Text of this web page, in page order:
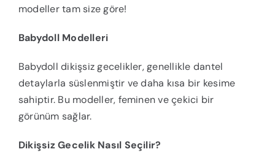
modeller tam size göre!
Babydoll Modelleri
Babydoll dikişsiz gecelikler, genellikle dantel
detaylarla süslenmiştir ve daha kısa bir kesime
sahiptir. Bu modeller, feminen ve çekici bir
görünüm sağlar.
Dikişsiz Gecelik Nasıl Seçilir?